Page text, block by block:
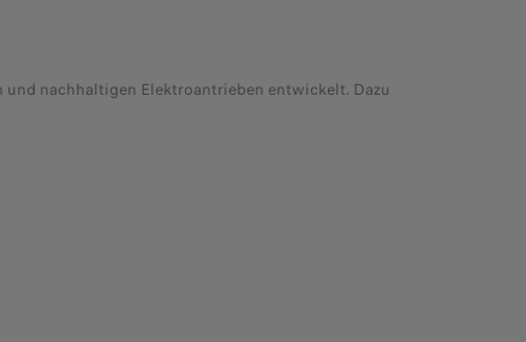
und nachhaltigen Elektroantrieben entwickelt. Dazu